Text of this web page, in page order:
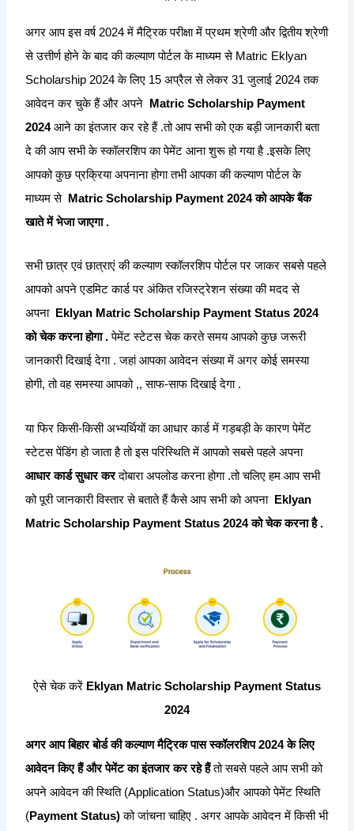
अगर आप इस वर्ष 2024 में मैट्रिक परीक्षा में प्रथम श्रेणी और द्वितीय श्रेणी
से उत्तीर्ण होने के बाद की कल्याण पोर्टल के माध्यम से Matric Eklyan
Scholarship 2024 के लिए 15 अप्रैल से लेकर 31 जुलाई 2024 तक
आवेदन कर चुके हैं और अपने Matric Scholarship Payment
2024आने का इंतजार कर रहे हैं .तो आप सभी को एक बड़ी जानकारी बता
दे की आप सभी के स्कॉलरशिप का पेमेंट आना शुरू हो गया है .इसके लिए
आपको कुछ प्रक्रिया अपनाना होगा तभी आपका की कल्याण पोर्टल के
माध्यम से Matric Scholarship Payment 2024 को आपके बैंक
खाते में भेजा जाएगा .
सभी छात्र एवं छात्राएं की कल्याण स्कॉलरशिप पोर्टल पर जाकर सबसे पहले
आपको अपने एडमिट कार्ड पर अंकित रजिस्ट्रेशन संख्या की मदद से
अपना
Eklyan Matric Scholarship Payment Status 2024
को चेक करना होगा .पेमेंट स्टेटस चेक करते समय आपको कुछ जरूरी
जानकारी दिखाई देगा . जहां आपका आवेदन संख्या में अगर कोई समस्या
होगी, तो वह समस्या आपको ,, साफ-साफ दिखाई देगा .
या फिर किसी-किसी अभ्यर्थियों का आधार कार्ड में गड़बड़ी के कारण पेमेंट
स्टेटस पेंडिंग हो जाता है तो इस परिस्थिति में आपको सबसे पहले अपना
आधार कार्ड सुधार करदोबारा अपलोड करना होगा .तो चलिए हम आप सभी
को पूरी जानकारी विस्तार से बताते हैं कैसे आप सभी को अपना
Eklyan
Matric Scholarship Payment Status 2024 को चेक करना है .
ऐसे चेक करें Eklyan Matric Scholarship Payment Status
2024
अगर आप बिहार बोर्ड की कल्याण मैट्रिक पास स्कॉलरशिप 2024 के लिए
आवेदन किए हैं और पेमेंट का इंतजार कर रहे हैंतो सबसे पहले आप सभी को
अपने आवेदन की स्थिति (Application Status)और आपको पेमेंट स्थिति
(Payment Status)को जांचना चाहिए . अगर आपके आवेदन में किसी भी